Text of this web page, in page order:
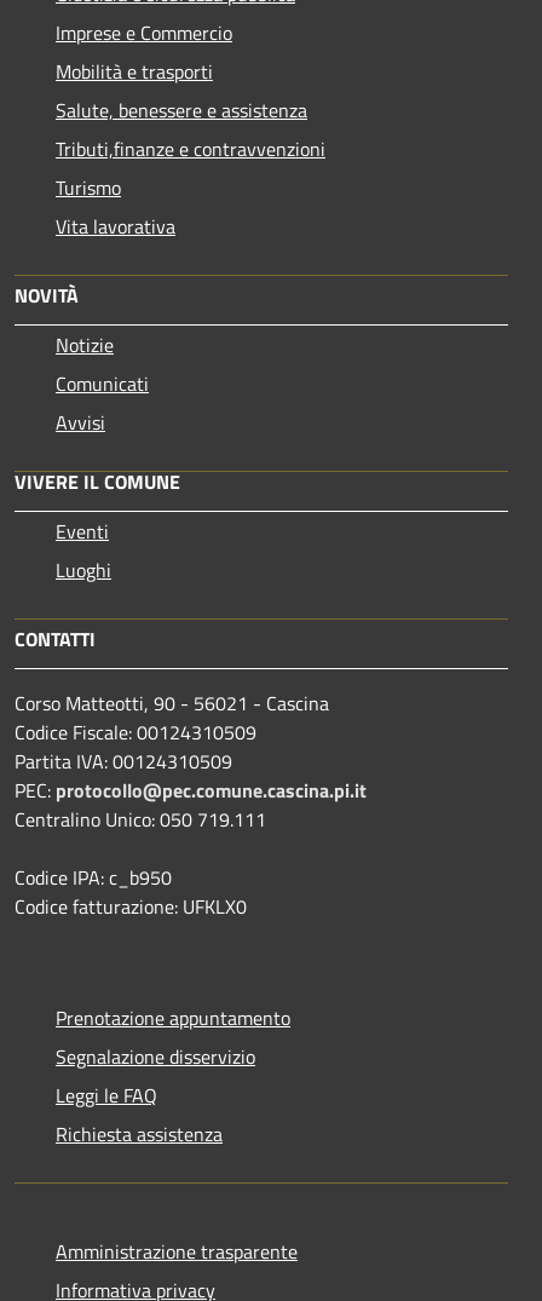
Imprese e Commercio
Mobilità e trasporti
Salute, benessere e assistenza
Tributi,finanze e contravvenzioni
Turismo
Vita lavorativa
NOVITÀ
Notizie
Comunicati
Avvisi
VIVERE IL COMUNE
Eventi
Luoghi
CONTATTI
Corso Matteotti, 90 - 56021 - Cascina
Codice Fiscale: 00124310509
Partita IVA: 00124310509
PEC: protocollo@pec.comune.cascina.pi.it
Centralino Unico: 050 719.111
Codice IPA: c_b950
Codice fatturazione: UFKLX0
Prenotazione appuntamento
Segnalazione disservizio
Leggi le FAQ
Richiesta assistenza
Amministrazione trasparente
Informativa privacy